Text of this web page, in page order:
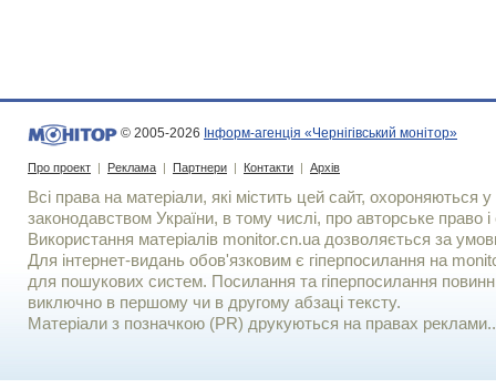
© 2005-2026 Інформ-агенція «Чернігівський монітор»
Про проект | Реклама | Партнери | Контакти | Архів
Всі права на матеріали, які містить цей сайт, охороняються у
законодавством України, в тому числі, про авторське право і
Використання матерiалiв monitor.cn.ua дозволяється за
Для iнтернет-видань обов'язковим є гiперпосилання на
для пошукових систем. Посилання та гіперпосилання
виключно в першому чи в другому абзаці тексту.
Матеріали з позначкою (PR) друкуються на правах реклами..